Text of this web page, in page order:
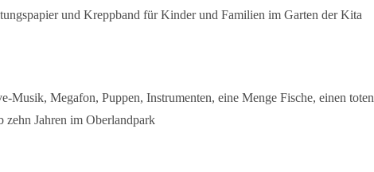
und Kreppband für Kinder und Familien im Garten der Kita
Musik, Megafon, Puppen, Instrumenten, eine Menge Fische, einen toten
Jahren im Oberlandpark